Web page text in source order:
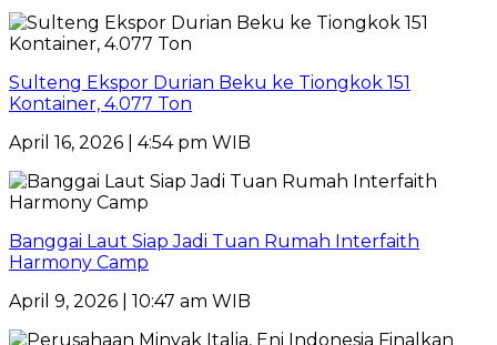
Sulteng Ekspor Durian Beku ke Tiongkok 151
Kontainer, 4.077 Ton
April 16, 2026 | 4:54 pm WIB
Banggai Laut Siap Jadi Tuan Rumah Interfaith
Harmony Camp
April 9, 2026 | 10:47 am WIB